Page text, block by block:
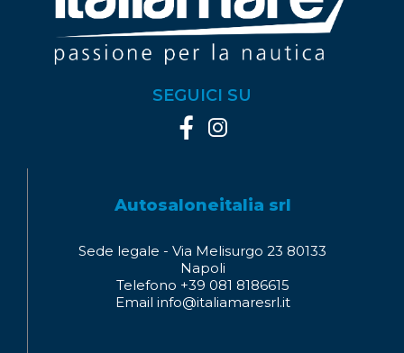
SEGUICI SU
Autosaloneitalia srl
Sede legale - Via Melisurgo 23 80133
Napoli
Telefono +39 081 8186615
Email info@italiamaresrl.it